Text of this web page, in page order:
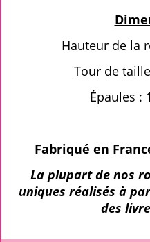
Hauteur de la
Tour de
Épaules :
Fabriqué en
La plupart de nos
uniques réalisés à
des